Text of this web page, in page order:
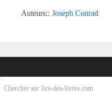
Auteurs:: Joseph Conrad